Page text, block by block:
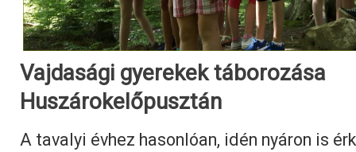
Vajdasági gyerekek táborozása
Huszárokelőpusztán
A tavalyi évhez hasonlóan, idén nyáron is